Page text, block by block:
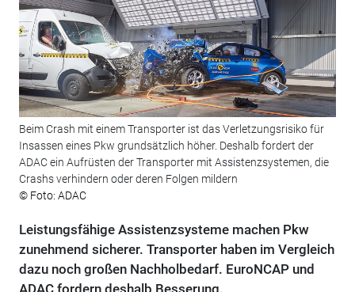
Beim Crash mit einem Transporter ist das Verletzungsrisiko für
Insassen eines Pkw grundsätzlich höher. Deshalb fordert der
ADAC ein Aufrüsten der Transporter mit Assistenzsystemen, die
Crashs verhindern oder deren Folgen mildern
© Foto: ADAC
Leistungsfähige Assistenzsysteme machen Pkw
zunehmend sicherer. Transporter haben im Vergleich
dazu noch großen Nachholbedarf. EuroNCAP und